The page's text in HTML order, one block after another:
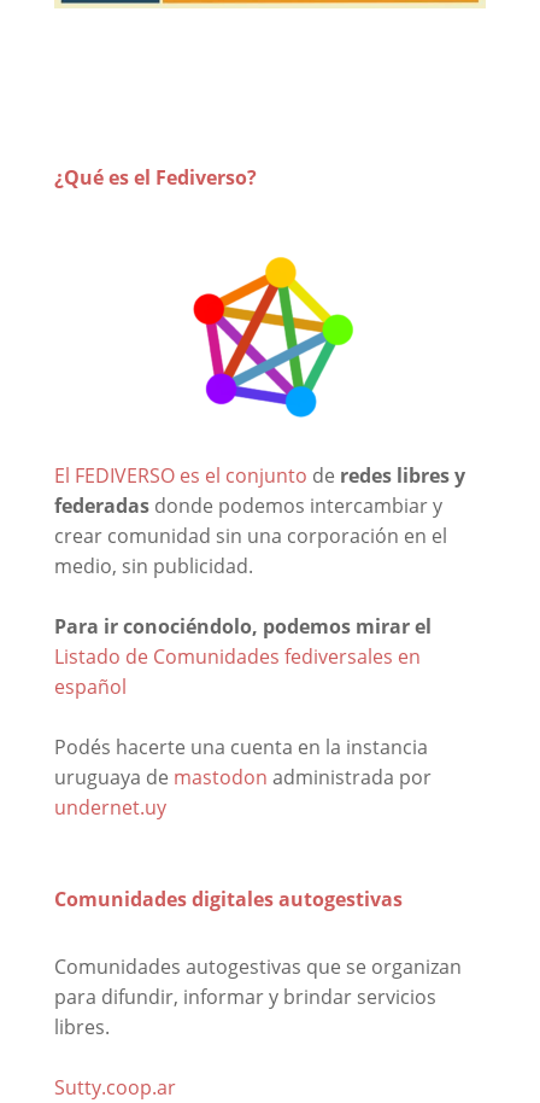
¿Qué es el Fediverso?
El FEDIVERSO es el conjunto de redes libres y
federadas donde podemos intercambiar y
crear comunidad sin una corporación en el
medio, sin publicidad.
Para ir conociéndolo, podemos mirar el
Listado de Comunidades fediversales en
español
Podés hacerte una cuenta en la instancia
uruguaya de mastodon administrada por
undernet.uy
Comunidades digitales autogestivas
Comunidades autogestivas que se organizan
para difundir, informar y brindar servicios
libres.
Sutty.coop.ar